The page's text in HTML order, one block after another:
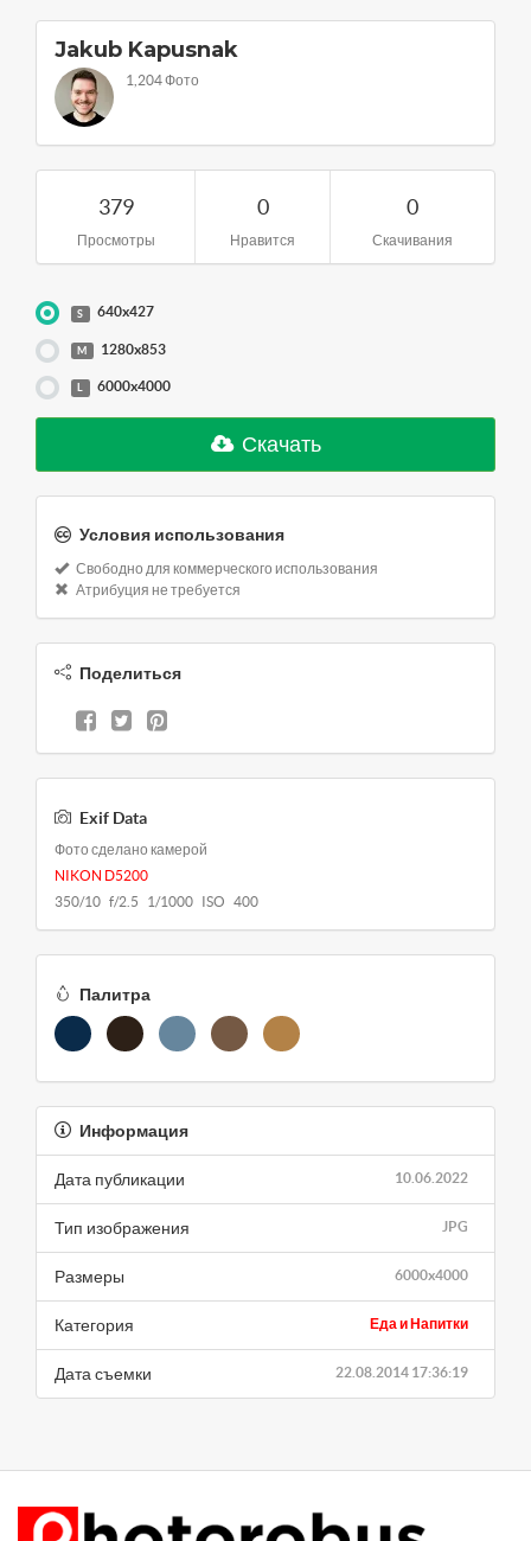
Jakub Kapusnak
1,204 Фото
379
Просмотры
0
Нравится
0
Скачивания
S 640x427
M 1280x853
L 6000x4000
Скачать
Условия использования
Свободно для коммерческого использования
Атрибуция не требуется
Поделиться
Exif Data
Фото сделано камерой
NIKON D5200
350/10 f/2.5 1/1000 ISO 400
Палитра
Информация
10.06.2022
Дата публикации
JPG
Тип изображения
6000x4000
Размеры
Еда и Напитки
Категория
22.08.2014 17:36:19
Дата съемки